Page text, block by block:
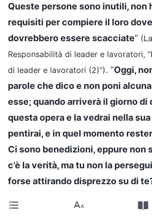
Queste persone sono inutili, non
requisiti per compiere il loro
dovrebbero essere scacciate”
Responsabilità di leader e lavoratori,
di leader e lavoratori (2)”). “Oggi,
parole che dico e non poni
esse; quando arriverà il giorno di
questa opera e la vedrai nella
pentirai, e in quel momento
Ci sono benedizioni, eppure non
c’è la verità, ma tu non la
forse attirando disprezzo su di
ancora iniziare, non c’è niente di